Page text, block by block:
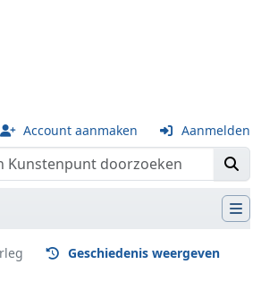
Account aanmaken Aanmelden
Geschiedenis weergeven